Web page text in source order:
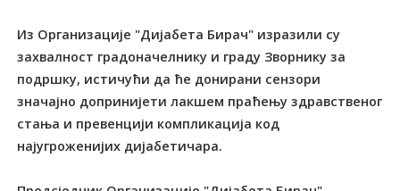
Из Организације "Дијабета Бирач" изразили су
захвалност градоначелнику и граду Зворнику за
подршку, истичући да ће донирани сензори
значајно допринијети лакшем праћењу здравственог
стања и превенцији компликација код
најугроженијих дијабетичара.